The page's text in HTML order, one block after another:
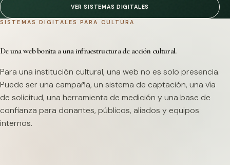
VER SISTEMAS DIGITALES
SISTEMAS DIGITALES PARA CULTURA
De una web bonita a una infraestructura de acción cultural.
Para una institución cultural, una web no es solo presencia.
Puede ser una campaña, un sistema de captación, una vía
de solicitud, una herramienta de medición y una base de
confianza para donantes, públicos, aliados y equipos
internos.